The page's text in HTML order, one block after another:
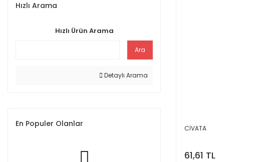
Hızlı Arama
Hızlı Ürün Arama
Ara
Detaylı Arama
En Populer Olanlar CİVATA
61,61 TL